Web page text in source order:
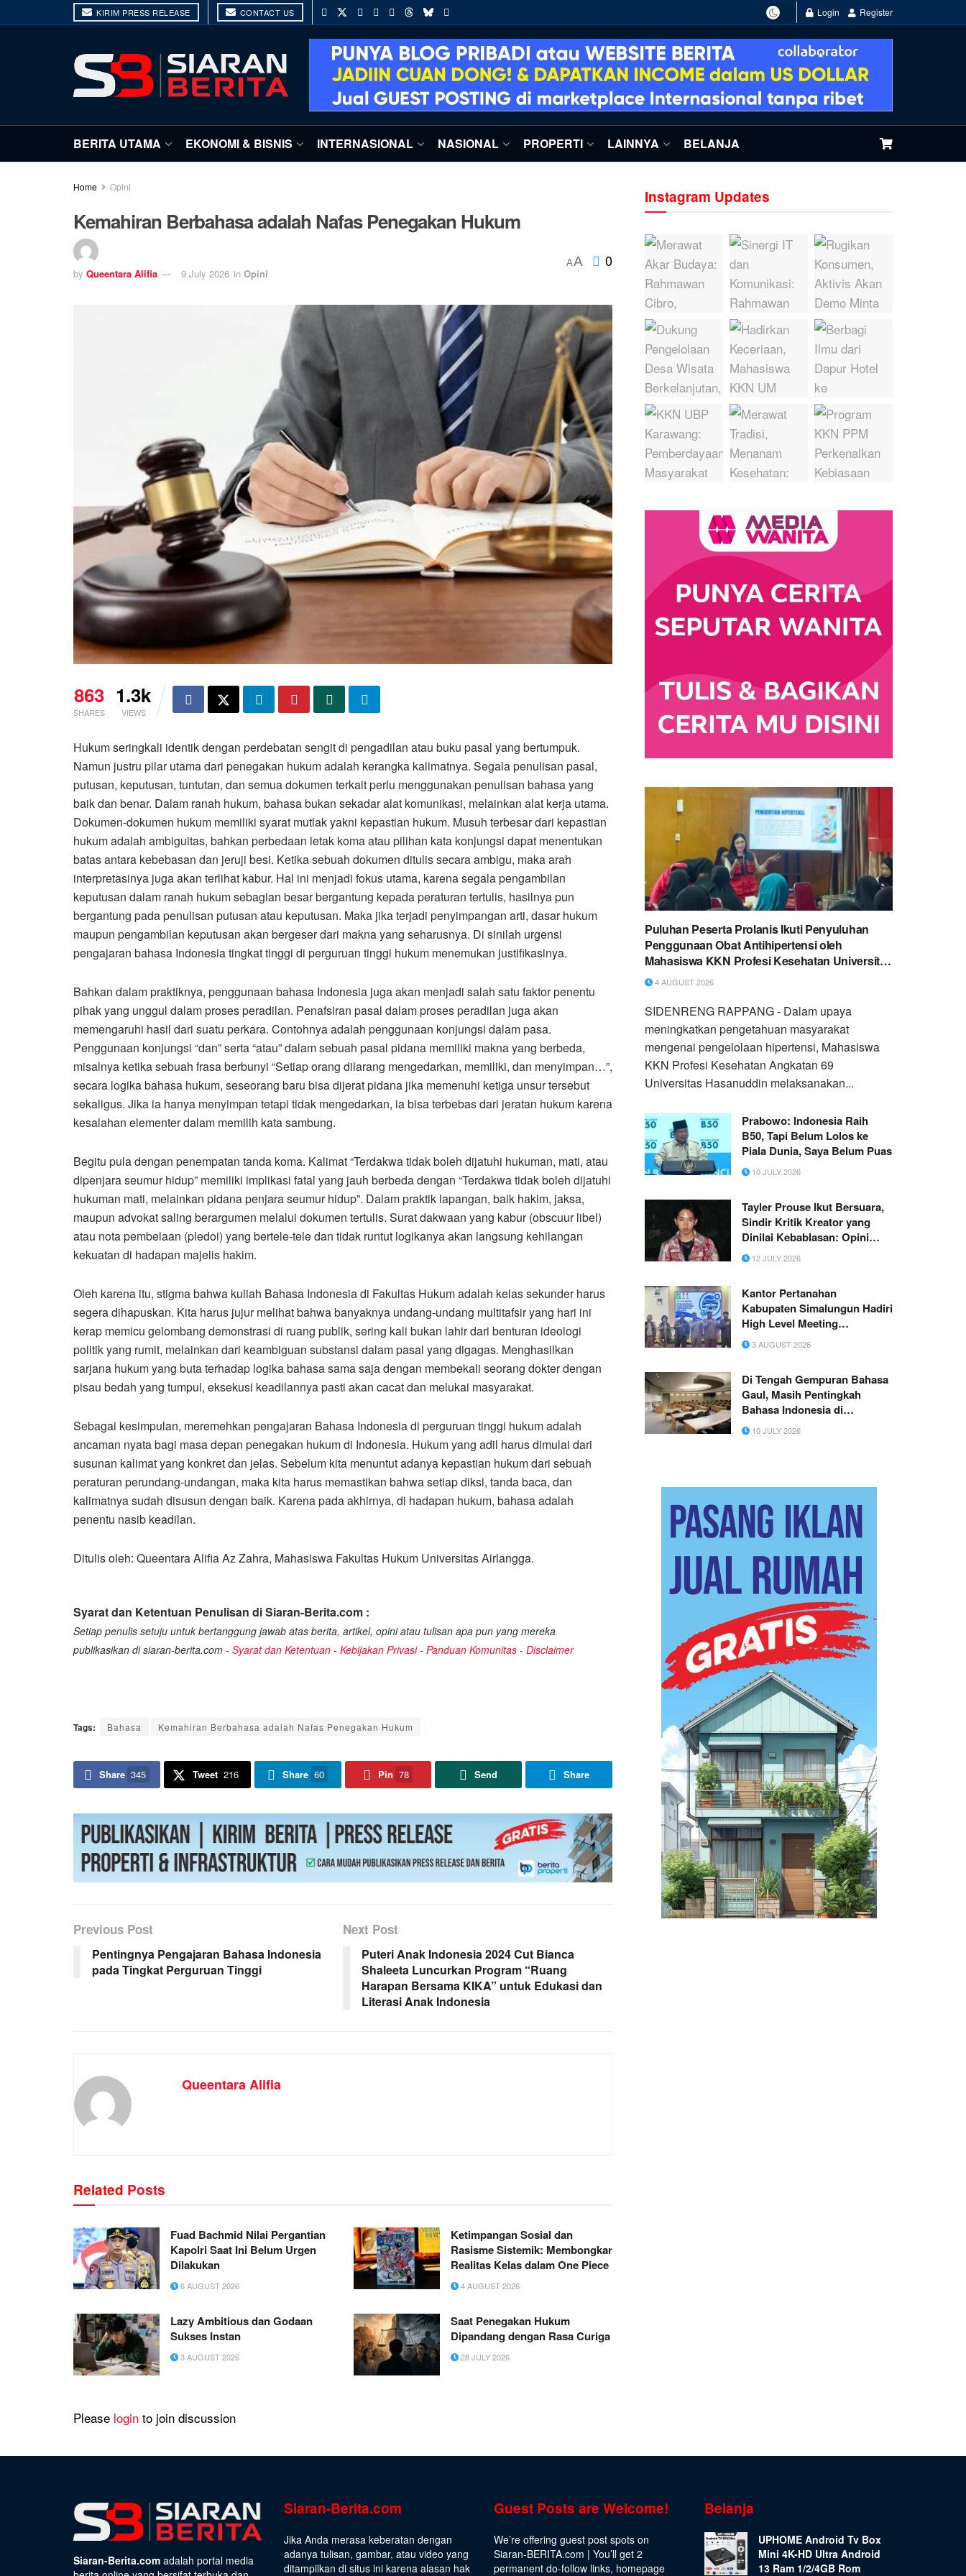
KIRIM PRESS RELEASE CONTACT US Login Register
BERITA UTAMA EKONOMI & BISNIS INTERNASIONAL NASIONAL PROPERTI LAINNYA BELANJA
Home Opini
Kemahiran Berbahasa adalah Nafas Penegakan Hukum
by Queentara Alifia 9 July 2026 in Opini
AA 0
863
SHARES
1.3k
VIEWS
Hukum seringkali identik dengan perdebatan sengit di pengadilan atau buku pasal yang bertumpuk.
Namun justru pilar utama dari penegakan hukum adalah kerangka kalimatnya. Segala penulisan pasal,
putusan, keputusan, tuntutan, dan semua dokumen terkait perlu menggunakan penulisan bahasa yang
baik dan benar. Dalam ranah hukum, bahasa bukan sekadar alat komunikasi, melainkan alat kerja utama.
Dokumen-dokumen hukum memiliki syarat mutlak yakni kepastian hukum. Musuh terbesar dari kepastian
hukum adalah ambiguitas, bahkan perbedaan letak koma atau pilihan kata konjungsi dapat menentukan
batas antara kebebasan dan jeruji besi. Ketika sebuah dokumen ditulis secara ambigu, maka arah
interpretasinya juga akan terlihat kabur. Hal ini menjadi fokus utama, karena segala pengambilan
keputusan dalam ranah hukum sebagian besar bergantung kepada peraturan tertulis, hasilnya pun
bergantung pada penulisan putusan atau keputusan. Maka jika terjadi penyimpangan arti, dasar hukum
maupun pengambilan keputusan akan bergeser dari makna yang seharusnya. Di sinilah urgensi
pengajaran bahasa Indonesia tingkat tinggi di perguruan tinggi hukum menemukan justifikasinya.
Bahkan dalam praktiknya, penggunaan bahasa Indonesia juga akan menjadi salah satu faktor penentu
pihak yang unggul dalam proses peradilan. Penafsiran pasal dalam proses peradilan juga akan
memengaruhi hasil dari suatu perkara. Contohnya adalah penggunaan konjungsi dalam pasa.
Penggunaan konjungsi “dan” serta “atau” dalam sebuah pasal pidana memiliki makna yang berbeda,
misalnya ketika sebuah frasa berbunyi “Setiap orang dilarang mengedarkan, memiliki, dan menyimpan…”,
secara logika bahasa hukum, seseorang baru bisa dijerat pidana jika memenuhi ketiga unsur tersebut
sekaligus. Jika ia hanya menyimpan tetapi tidak mengedarkan, ia bisa terbebas dari jeratan hukum karena
kesalahan elementer dalam memilih kata sambung.
Begitu pula dengan penempatan tanda koma. Kalimat “Terdakwa tidak boleh dijatuhi hukuman, mati, atau
dipenjara seumur hidup” memiliki implikasi fatal yang jauh berbeda dengan “Terdakwa tidak boleh dijatuhi
hukuman mati, melainkan pidana penjara seumur hidup”. Dalam praktik lapangan, baik hakim, jaksa,
maupun advokat saling berargumen melalui dokumen tertulis. Surat dakwaan yang kabur (obscuur libel)
atau nota pembelaan (pledoi) yang bertele-tele dan tidak runtut logikanya akan langsung kehilangan
kekuatan di hadapan majelis hakim.
Oleh karena itu, stigma bahwa kuliah Bahasa Indonesia di Fakultas Hukum adalah kelas sekunder harus
segera dihapuskan. Kita harus jujur melihat bahwa banyaknya undang-undang multitafsir yang hari ini
kerap memicu gelombang demonstrasi di ruang publik, sering kali bukan lahir dari benturan ideologi
politik yang rumit, melainkan dari keambiguan substansi dalam pasal yang digagas. Menghasilkan
sarjana hukum yang buta terhadap logika bahasa sama saja dengan membekali seorang dokter dengan
pisau bedah yang tumpul, eksekusi keadilannya pasti akan cacat dan melukai masyarakat.
Sebagai kesimpulan, meremehkan pengajaran Bahasa Indonesia di perguruan tinggi hukum adalah
ancaman nyata bagi masa depan penegakan hukum di Indonesia. Hukum yang adil harus dimulai dari
susunan kalimat yang konkret dan jelas. Sebelum kita menuntut adanya kepastian hukum dari sebuah
peraturan perundang-undangan, maka kita harus memastikan bahwa setiap diksi, tanda baca, dan
kalimatnya sudah disusun dengan baik. Karena pada akhirnya, di hadapan hukum, bahasa adalah
penentu nasib keadilan.
Ditulis oleh: Queentara Alifia Az Zahra, Mahasiswa Fakultas Hukum Universitas Airlangga.
Syarat dan Ketentuan Penulisan di Siaran-Berita.com :
Setiap penulis setuju untuk bertanggung jawab atas berita, artikel, opini atau tulisan apa pun yang mereka
publikasikan di siaran-berita.com - Syarat dan Ketentuan - Kebijakan Privasi- Panduan Komunitas - Disclaimer
Tags: Bahasa Kemahiran Berbahasa adalah Nafas Penegakan Hukum
Share 345 Tweet 216 Share 60 Pin 78 Send Share
Previous Post
Pentingnya Pengajaran Bahasa Indonesia
pada Tingkat Perguruan Tinggi
Next Post
Puteri Anak Indonesia 2024 Cut Bianca
Shaleeta Luncurkan Program “Ruang
Harapan Bersama KIKA” untuk Edukasi dan
Literasi Anak Indonesia
Queentara Alifia
Related Posts
Fuad Bachmid Nilai Pergantian
Kapolri Saat Ini Belum Urgen
Dilakukan
6 AUGUST 2026
Ketimpangan Sosial dan
Rasisme Sistemik: Membongkar
Realitas Kelas dalam One Piece
4 AUGUST 2026
Lazy Ambitious dan Godaan
Sukses Instan
3 AUGUST 2026
Saat Penegakan Hukum
Dipandang dengan Rasa Curiga
28 JULY 2026
Please login to join discussion
Instagram Updates
Puluhan Peserta Prolanis Ikuti Penyuluhan
Penggunaan Obat Antihipertensi oleh
Mahasiswa KKN Profesi Kesehatan Universitas
Hasanuddin
4 AUGUST 2026
SIDENRENG RAPPANG - Dalam upaya
meningkatkan pengetahuan masyarakat
mengenai pengelolaan hipertensi, Mahasiswa
KKN Profesi Kesehatan Angkatan 69
Universitas Hasanuddin melaksanakan...
Prabowo: Indonesia Raih
B50, Tapi Belum Lolos ke
Piala Dunia, Saya Belum Puas
10 JULY 2026
Tayler Prouse Ikut Bersuara,
Sindir Kritik Kreator yang
Dinilai Kebablasan: Opini
Boleh, Tapi Cara Juga
Menentukan Kualitas
12 JULY 2026
Kantor Pertanahan
Kabupaten Simalungun Hadiri
High Level Meeting
Optimalisasi Pajak Daerah
dan Retribusi Daerah
3 AUGUST 2026
Di Tengah Gempuran Bahasa
Gaul, Masih Pentingkah
Bahasa Indonesia di
Kampus?
10 JULY 2026
Siaran-Berita.com adalah portal media
Siaran-Berita.com
Jika Anda merasa keberatan dengan
adanya tulisan, gambar, atau video yang
ditampilkan di situs ini karena alasan hak
Guest Posts are Welcome!
We’re offering guest post spots on
Siaran-BERITA.com | You’ll get 2
permanent do-follow links, homepage
Belanja
UPHOME Android Tv Box
Mini 4K-HD Ultra Android
13 Ram 1/2/4GB Rom